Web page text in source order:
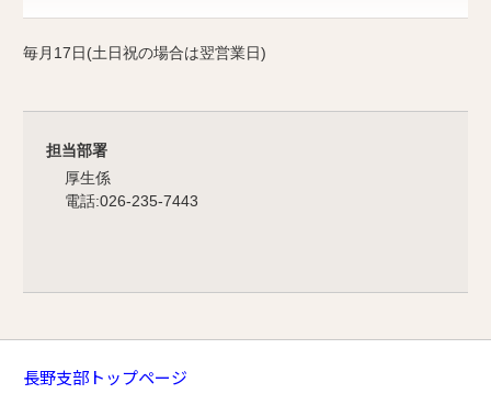
毎月17日(土日祝の場合は翌営業日)
担当部署
厚生係
電話:026-235-7443
長野支部トップページ